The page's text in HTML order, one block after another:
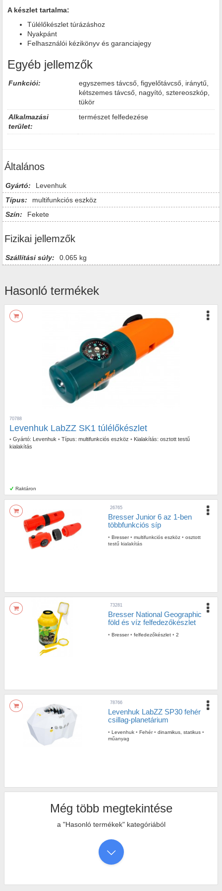
A készlet tartalma:
Túlélőkészlet túrázáshoz
Nyakpánt
Felhasználói kézikönyv és garanciajegy
Egyéb jellemzők
Funkciói:
egyszemes távcső, figyelőtávcső, iránytű,
kétszemes távcső, nagyító, sztereoszkóp,
tükör
Alkalmazási
terület:
természet felfedezése
Általános
Gyártó:
Levenhuk
Típus:
multifunkciós eszköz
Szín:
Fekete
Fizikai jellemzők
Szállítási súly: 0.065 kg
Hasonló termékek
Raktáron
70788
Levenhuk LabZZ SK1 túlélőkészlet
• Gyártó: Levenhuk • Típus: multifunkciós eszköz • Kialakítás: osztott testű
kialakítás
26765
Bresser Junior 6 az 1-ben
többfunkciós síp
• Bresser • multifunkciós eszköz • osztott
testű kialakítás
73281
Bresser National Geographic
föld és víz felfedezőkészlet
• Bresser • felfedezőkészlet • 2
78766
Levenhuk LabZZ SP30 fehér
csillag-planetárium
• Levenhuk • Fehér • dinamikus, statikus •
műanyag
Még több megtekintése
a "Hasonló termékek" kategóriából